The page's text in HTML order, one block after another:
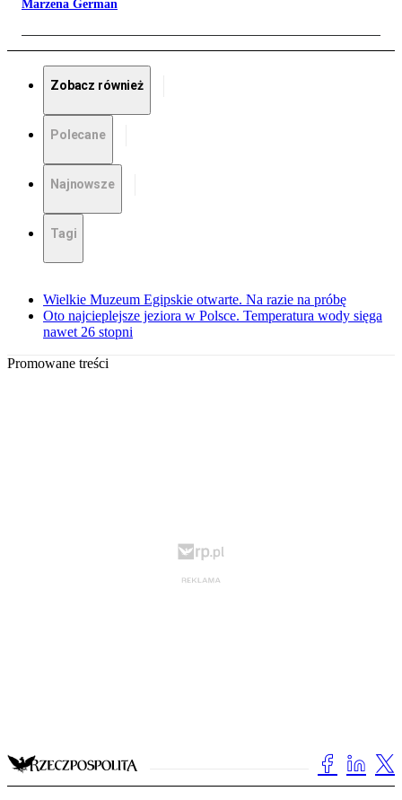
Marzena German
Zobacz również
Polecane
Najnowsze
Tagi
Wielkie Muzeum Egipskie otwarte. Na razie na próbę
Oto najcieplejsze jeziora w Polsce. Temperatura wody sięga
nawet 26 stopni
Promowane treści